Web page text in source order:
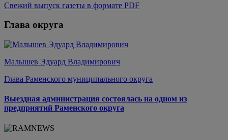
Свежий выпуск газеты в формате PDF
Глава округа
Малышев Эдуард Владимирович
Глава Раменского муниципального округа
Выездная администрация состоялась на одном из
предприятий Раменского округа